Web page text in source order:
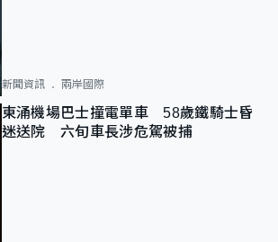
新聞資訊 兩岸國際
東涌機場巴士撞電單車 58歲鐵騎士昏
迷送院 六旬車長涉危駕被捕